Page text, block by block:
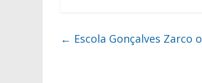
← Escola Gonçalves Zarco